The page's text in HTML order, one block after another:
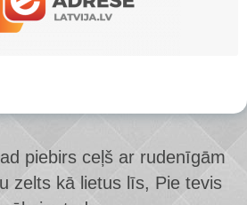
piebirs ceļš ar rudenīgām
zelts kā lietus līs, Pie tevis